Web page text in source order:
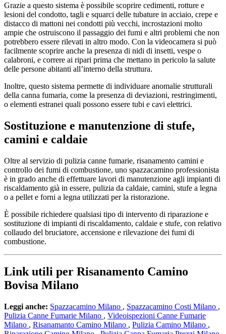
Grazie a questo sistema è possibile scoprire cedimenti, rotture e
lesioni del condotto, tagli e squarci delle tubature in acciaio, crepe e
distacco di mattoni nei condotti più vecchi, incrostazioni molto
ampie che ostruiscono il passaggio dei fumi e altri problemi che non
potrebbero essere rilevati in altro modo. Con la videocamera si può
facilmente scoprire anche la presenza di nidi di insetti, vespe o
calabroni, e correre ai ripari prima che mettano in pericolo la salute
delle persone abitanti all’interno della struttura.
Inoltre, questo sistema permette di individuare anomalie strutturali
della canna fumaria, come la presenza di deviazioni, restringimenti,
o elementi estranei quali possono essere tubi e cavi elettrici.
Sostituzione e manutenzione di stufe,
camini e caldaie
Oltre al servizio di pulizia canne fumarie, risanamento camini e
controllo dei fumi di combustione, uno spazzacamino professionista
è in grado anche di effettuare lavori di manutenzione agli impianti di
riscaldamento già in essere, pulizia da caldaie, camini, stufe a legna
o a pellet e forni a legna utilizzati per la ristorazione.
È possibile richiedere qualsiasi tipo di intervento di riparazione e
sostituzione di impianti di riscaldamento, caldaie e stufe, con relativo
collaudo del bruciatore, accensione e rilevazione dei fumi di
combustione.
Link utili per Risanamento Camino
Bovisa Milano
Leggi anche: Spazzacamino Milano , Spazzacamino Costi Milano ,
Pulizia Canne Fumarie Milano , Videoispezioni Canne Fumarie
Milano , Risanamanto Camino Milano , Pulizia Camino Milano ,